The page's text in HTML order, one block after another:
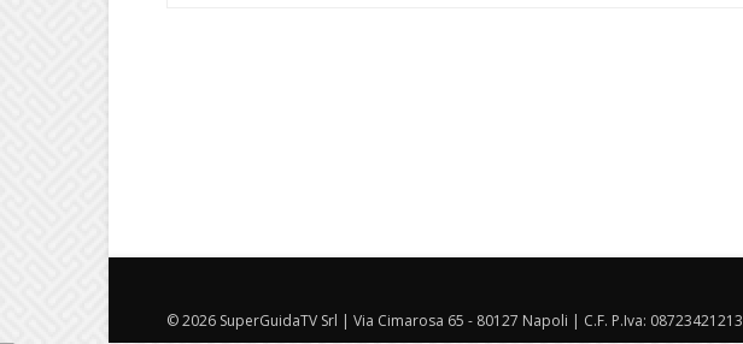
© 2026 SuperGuidaTV Srl | Via Cimarosa 65 - 80127 Napoli | C.F. P.Iva: 08723421213